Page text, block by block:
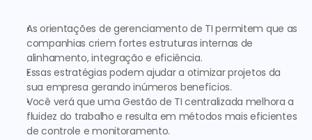
As orientações de gerenciamento de TI permitem que as
companhias criem fortes estruturas internas de
alinhamento, integração e eficiência.
Essas estratégias podem ajudar a otimizar projetos da
sua empresa gerando inúmeros benefícios.
Você verá que uma Gestão de TI centralizada melhora a
fluidez do trabalho e resulta em métodos mais eficientes
de controle e monitoramento.